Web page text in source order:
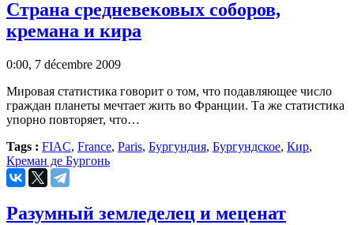
Страна средневековых соборов,
кремана и кира
0:00, 7 décembre 2009
Мировая статистика говорит о том, что подавляющее число
граждан планеты мечтает жить во Франции. Та же статистика
упорно повторяет, что…
Tags : FIAC, France, Paris, Бургундия, Бургундское, Кир,
Креман де Бургонь
Разумный земледелец и меценат